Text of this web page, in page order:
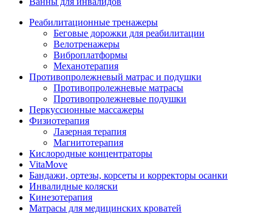
Реабилитационные тренажеры
Беговые дорожки для реабилитации
Велотренажеры
Виброплатформы
Механотерапия
Противопролежневый матрас и подушки
Противопролежневые матрасы
Противопролежневые подушки
Перкуссионные массажеры
Физиотерапия
Лазерная терапия
Магнитотерапия
Кислородные концентраторы
VitaMove
Бандажи, ортезы, корсеты и корректоры осанки
Инвалидные коляски
Кинезотерапия
Матрасы для медицинских кроватей